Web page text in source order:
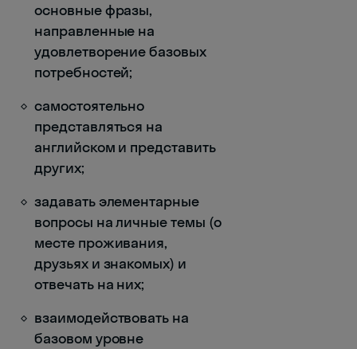
основные фразы,
направленные на
удовлетворение базовых
потребностей;
самостоятельно
представляться на
английском и представить
других;
задавать элементарные
вопросы на личные темы (о
месте проживания,
друзьях и знакомых) и
отвечать на них;
взаимодействовать на
базовом уровне